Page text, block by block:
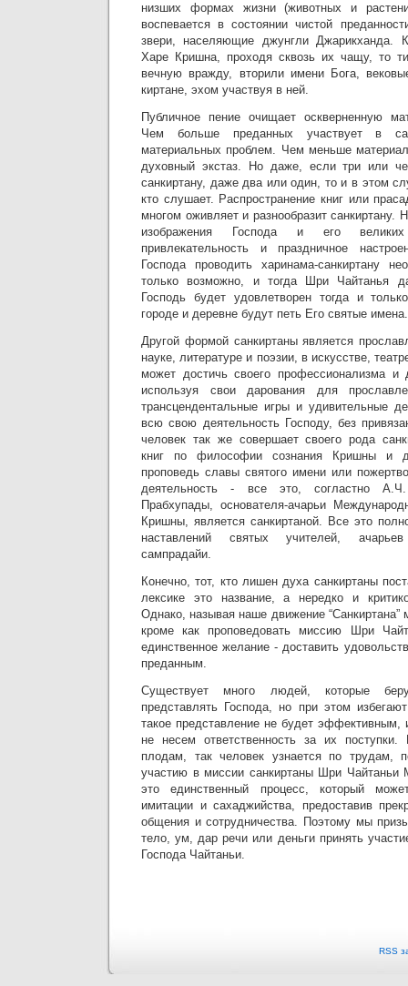
низших формах жизни (животных и
воспевается в состоянии чистой
звери, населяющие джунгли Джарикханда.
Харе Кришна, проходя сквозь их чащу, то
вечную вражду, вторили имени Бога,
киртане, эхом участвуя в ней.
Публичное пение очищает оскверненную
Чем больше преданных участвует в
материальных проблем. Чем меньше
духовный экстаз. Но даже, если три или
санкиртану, даже два или один, то и в этом
кто слушает. Распространение книг или
многом оживляет и разнообразит
изображения Господа и его
привлекательность и праздничное
Господа проводить харинама-санкиртану
только возможно, и тогда Шри Чайтанья
Господь будет удовлетворен тогда и
городе и деревне будут петь Его святые имена.
Другой формой санкиртаны является
науке, литературе и поэзии, в искусстве,
может достичь своего профессионализма и
используя свои дарования для
трансцендентальные игры и удивительные
всю свою деятельность Господу, без
человек так же совершает своего рода
книг по философии сознания Кришны и
проповедь славы святого имени или
деятельность - все это, согластно
Прабхупады, основателя-ачарьи
Кришны, является санкиртаной. Все это
наставлений святых учителей, ачарьев
сампрадайи.
Конечно, тот, кто лишен духа санкиртаны
лексике это название, а нередко и
Однако, называя наше движение
кроме как проповедовать миссию Шри
единственное желание - доставить
преданным.
Существует много людей, которые
представлять Господа, но при этом
такое представление не будет
не несем ответственность за их
плодам, так человек узнается по трудам,
участию в миссии санкиртаны Шри Чайтаньи
это единственный процесс, который
имитации и сахаджийства, предоставив
общения и сотрудничества. Поэтому мы
тело, ум, дар речи или деньги принять
Господа Чайтаньи.
RSS